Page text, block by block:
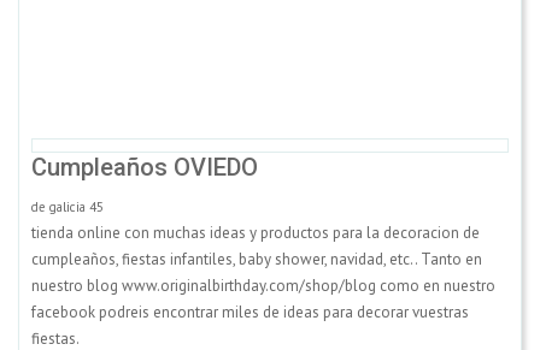
Cumpleaños OVIEDO
de galicia 45
tienda online con muchas ideas y productos para la decoracion de
cumpleaños, fiestas infantiles, baby shower, navidad, etc.. Tanto en
nuestro blog www.originalbirthday.com/shop/blog como en nuestro
facebook podreis encontrar miles de ideas para decorar vuestras
fiestas.